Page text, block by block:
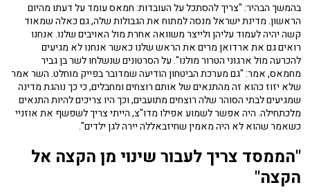
בהמשך הבהיר: "צריך להסתכל על העובדות: חמאס עומד על דעתו מהיום
הראשון. מדינת ישראל מנסה למתוח את הגבולות שלה, גם כאלה שמאוד
קשה יהיה לעמוד עליהן ולייצר משוואה אחרת מול האויבים שלנו. אנחנו
רואים גם את ארדואן מרים את הראש שלנו כאשר אנחנו לא מגיעים
להכרעה מול ארגוני הטרור מולנו". על הסרטונים שנשלחו לשר בן גביר
מחמאס, אמר: "גם מערכת הביטחון הודיעה שמדובר בפייק מוחלט. השר אמר
שלא יזוז כהוא זה מהתנאים של אותם רוצחים ומחבלים, כי כך נוהגת מדינה
שמגיעים לבתי הסוהר שלה רוצחים מתועבים, וכך היו צריכים להיות התנאים
מלכתחילה. היה אפשר לשמוע אפילו מדו"צ, הייתי צריך לשפשף את אוזניי
כשאמר שהוא לא היה מאמין שחיזבאללה יירה לגן ילדים".
"הממסד צריך לעבור שינוי מן הקצה אל
הקצה"